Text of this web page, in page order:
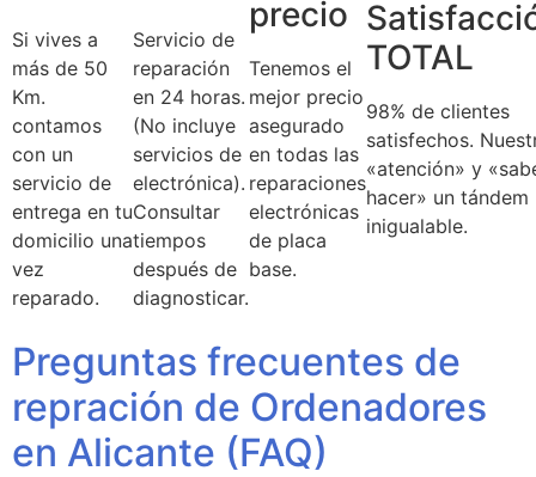
Si vives a
más de 50
Km.
contamos
con un
servicio de
entrega en tu
domicilio una
vez
reparado.
Servicio de
reparación
en 24 horas.
(No incluye
servicios de
electrónica).
Consultar
tiempos
después de
diagnosticar.
precio
Tenemos el
mejor precio
asegurado
en todas las
reparaciones
electrónicas
de placa
base.
TOTAL
98% de clientes
satisfechos.
«atención» y
hacer» un tándem
inigualable.
Preguntas frecuentes de
repración de Ordenadores
en Alicante (FAQ)